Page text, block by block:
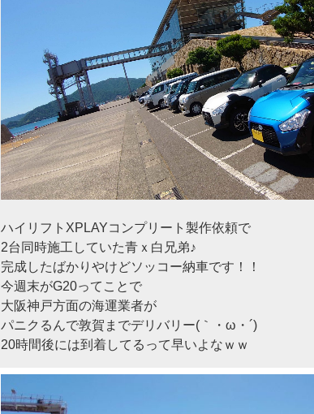
ハイリフトXPLAYコンプリート製作依頼で
2台同時施工していた青ｘ白兄弟♪
完成したばかりやけどソッコー納車です！！
今週末がG20ってことで
大阪神戸方面の海運業者が
パニクるんで敦賀までデリバリー(｀・ω・´)ゞ
20時間後には到着してるって早いよなｗｗ